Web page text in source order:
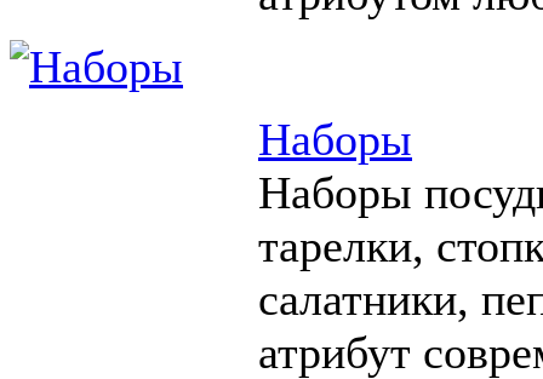
Наборы
Наборы
тарелки,
салатники,
атрибут